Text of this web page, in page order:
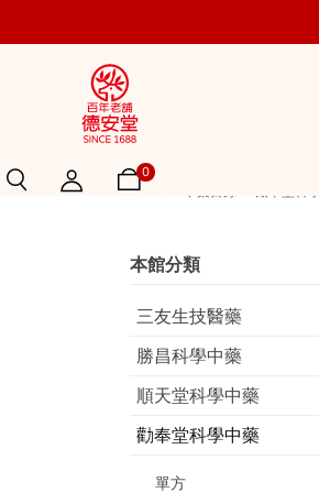
0
Home
本館分類
三友生技醫藥
勝昌科學中藥
順天堂科學中藥
勸奉堂科學中藥
單方